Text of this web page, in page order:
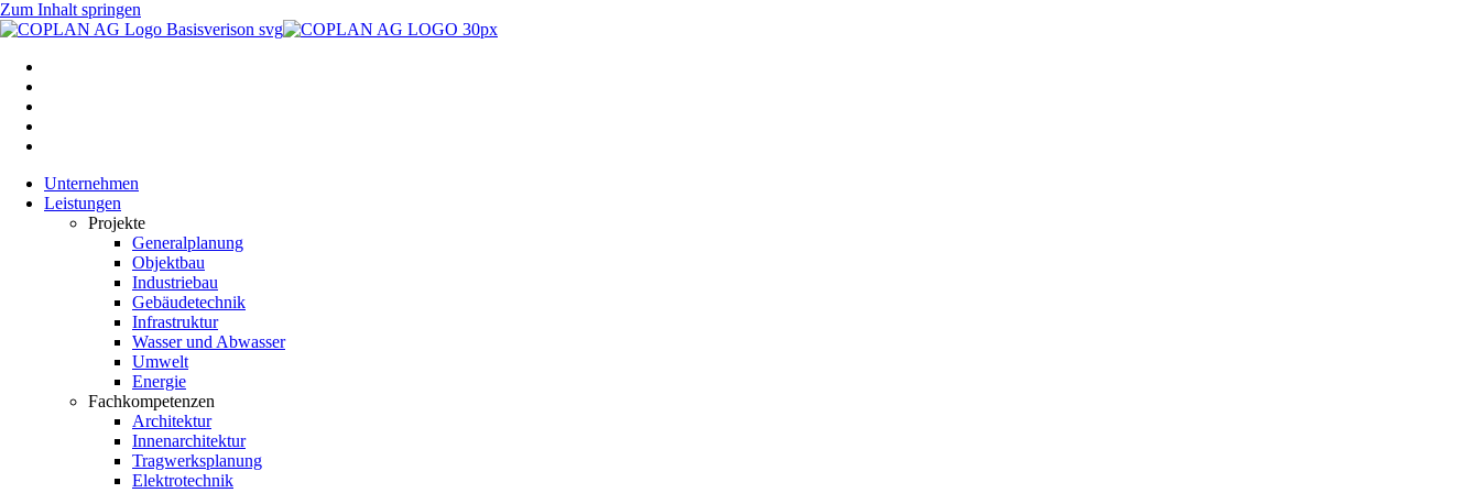
Zum Inhalt springen
Unternehmen
Leistungen
Projekte
Generalplanung
Objektbau
Industriebau
Gebäudetechnik
Infrastruktur
Wasser und Abwasser
Umwelt
Energie
Fachkompetenzen
Architektur
Innenarchitektur
Tragwerksplanung
Elektrotechnik